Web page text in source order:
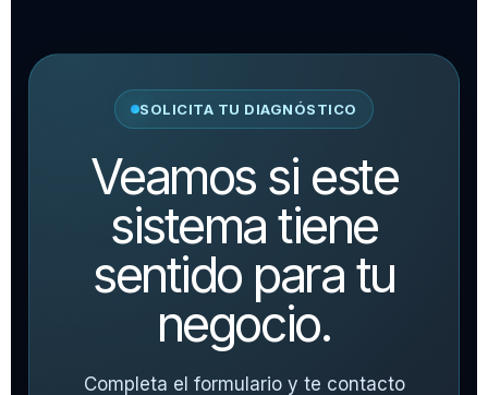
SOLICITA TU DIAGNÓSTICO
Veamos si este
sistema tiene
sentido para tu
negocio.
Completa el formulario y te contacto